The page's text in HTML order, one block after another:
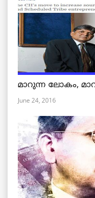
മാറുന്ന ലോകം,
June 24, 2016